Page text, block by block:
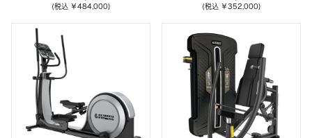
(税込 ￥484,000) (税込 ￥352,000)